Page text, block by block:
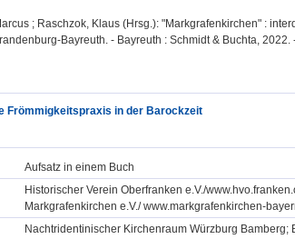
; Raschzok, Klaus (Hrsg.): "Markgrafenkirchen" :
Bayreuth. - Bayreuth : Schmidt & Buchta, 2022.
Frömmigkeitspraxis in der Barockzeit
Aufsatz in einem Buch
Historischer Verein Oberfranken e.V./
Markgrafenkirchen e.V./ www.markgrafenkirchen-
Nachtridentinischer Kirchenraum Würzburg Bamberg;